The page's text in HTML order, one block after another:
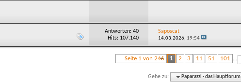
Antworten: 40
Hits: 107.140
Saposcat
14.03.2026, 19:54
Seite 1 von 246 1 2 3 11 51 101 ...
Gehe zu: Paparazzi - das Hauptforum